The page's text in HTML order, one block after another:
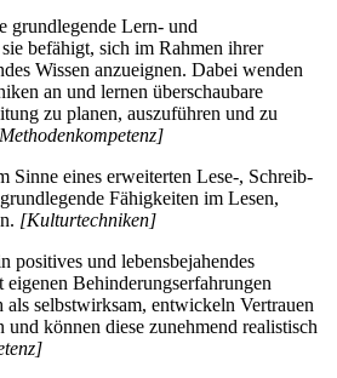
grundlegende Lern- und
befähigt, sich im Rahmen ihrer
Wissen anzueignen. Dabei wenden
an und lernen überschaubare
zu planen, auszuführen und zu
Sinne eines erweiterten Lese-, Schreib-
Fähigkeiten im Lesen,
[Kulturtechniken]
positives und lebensbejahendes
Behinderungserfahrungen
als selbstwirksam, entwickeln Vertrauen
können diese zunehmend realistisch